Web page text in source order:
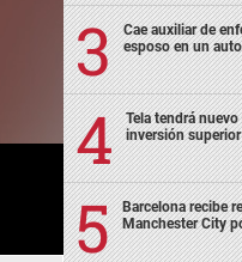
Cae auxiliar de
esposo en un
Tela tendrá
inversión
Barcelona recibe
Manchester City